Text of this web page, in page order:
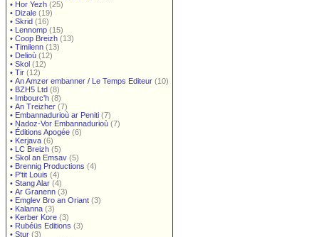
• Hor Yezh (25)
• Dizale (19)
• Skrid (16)
• Lennomp (15)
• Coop Breizh (13)
• Timilenn (13)
• Delioù (12)
• Skol (12)
• Tir (12)
• An Amzer embanner / Le Temps Editeur (10)
• BZH5 Ltd (8)
• Imbourc'h (8)
• An Treizher (7)
• Embannadurioù ar Peniti (7)
• Nadoz-Vor Embannadurioù (7)
• Éditions Apogée (6)
• Kerjava (6)
• LC Breizh (5)
• Skol an Emsav (5)
• Brennig Productions (4)
• P'tit Louis (4)
• Stang Alar (4)
• Ar Granenn (3)
• Emglev Bro an Oriant (3)
• Kalanna (3)
• Kerber Kore (3)
• Rubéüs Editions (3)
• Stur (3)